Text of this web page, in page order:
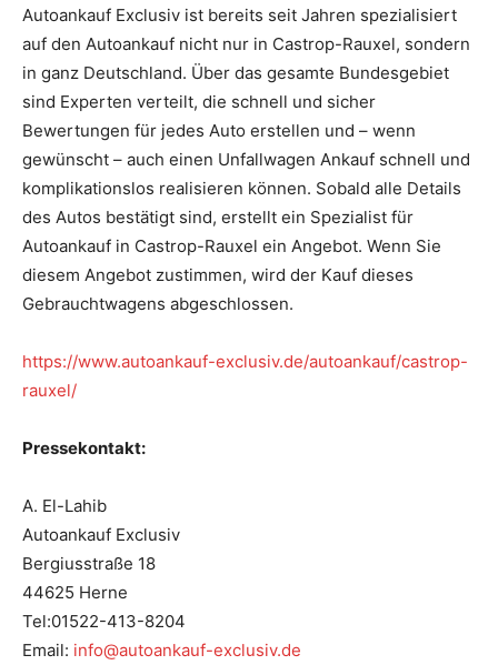
Autoankauf Exclusiv ist bereits seit Jahren spezialisiert
auf den Autoankauf nicht nur in Castrop-Rauxel, sondern
in ganz Deutschland. Über das gesamte Bundesgebiet
sind Experten verteilt, die schnell und sicher
Bewertungen für jedes Auto erstellen und – wenn
gewünscht – auch einen Unfallwagen Ankauf schnell und
komplikationslos realisieren können. Sobald alle Details
des Autos bestätigt sind, erstellt ein Spezialist für
Autoankauf in Castrop-Rauxel ein Angebot. Wenn Sie
diesem Angebot zustimmen, wird der Kauf dieses
Gebrauchtwagens abgeschlossen.
https://www.autoankauf-exclusiv.de/autoankauf/castrop-
rauxel/
Pressekontakt:
A. El-Lahib
Autoankauf Exclusiv
Bergiusstraße 18
44625 Herne
Tel:01522-413-8204
Email: info@autoankauf-exclusiv.de